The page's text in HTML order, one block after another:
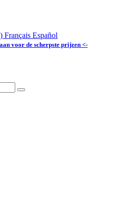
Français Español
voor de scherpste prijzen <-